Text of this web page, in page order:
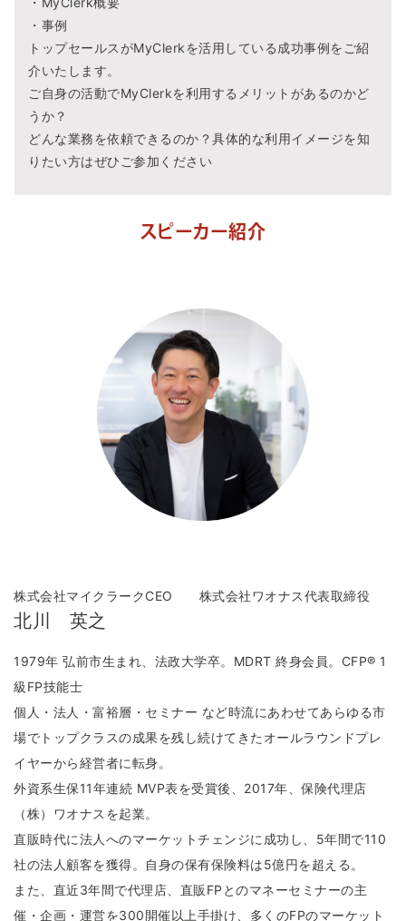
・事例
トップセールスがMyClerkを活用している成功事例をご紹
介いたします。
ご自身の活動でMyClerkを利用するメリットがあるのかど
うか？
どんな業務を依頼できるのか？具体的な利用イメージを知
りたい方はぜひご参加ください
スピーカー紹介
株式会社マイクラークCEO 株式会社ワオナス代表取締役
北川 英之
1979年 弘前市生まれ、法政大学卒。MDRT 終身会員。CFP® 1
級FP技能士
個人・法人・富裕層・セミナー など時流にあわせてあらゆる市
場でトップクラスの成果を残し続けてきたオールラウンドプレ
イヤーから経営者に転身。
外資系生保11年連続 MVP表を受賞後、2017年、保険代理店
（株）ワオナスを起業。
直販時代に法人へのマーケットチェンジに成功し、5年間で110
社の法人顧客を獲得。自身の保有保険料は5億円を超える。
また、直近3年間で代理店、直販FPとのマネーセミナーの主
催・企画・運営を300開催以上手掛け、多くのFPのマーケット